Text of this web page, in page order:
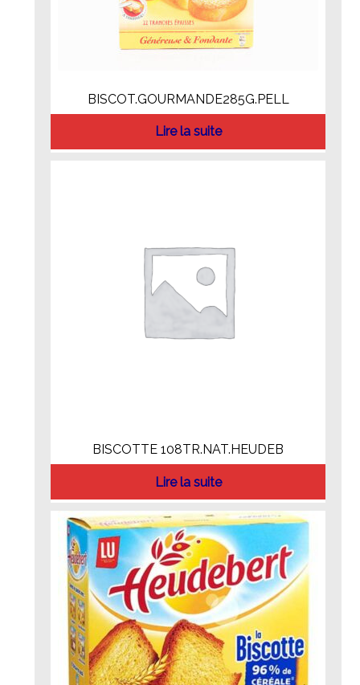
BISCOT.GOURMANDE285G.PELL
Lire la suite
BISCOTTE 108TR.NAT.HEUDEB
Lire la suite